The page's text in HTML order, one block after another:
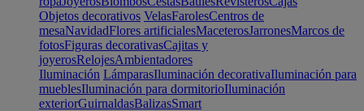
Objetos decorativos VelasFarolesCentros de
mesaNavidadFlores artificialesMaceterosJarronesMarcos de
fotosFiguras decorativasCajitas y
joyerosRelojesAmbientadores
Iluminación LámparasIluminación decorativaIluminación para
mueblesIluminación para dormitorioIluminación
exteriorGuirnaldasBalizasSmart